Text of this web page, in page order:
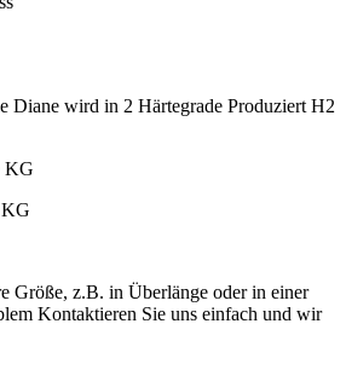
Diane wird in 2 Härtegrade Produziert H2
KG
KG
Größe, z.B. in Überlänge oder in einer
Kontaktieren Sie uns einfach und wir